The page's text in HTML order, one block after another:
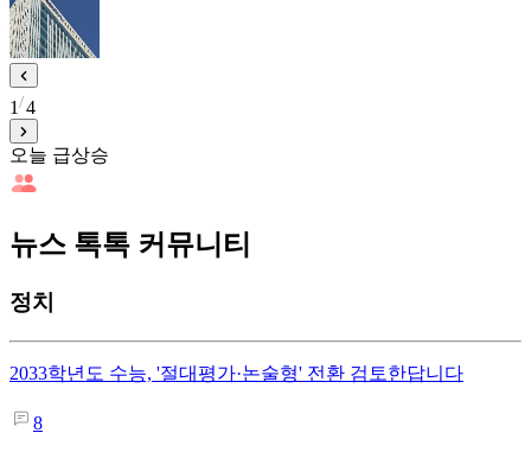
1 4
오늘 급상승
뉴스 톡톡 커뮤니티
정치
2033학년도 수능, '절대평가·논술형' 전환 검토한답니다
8